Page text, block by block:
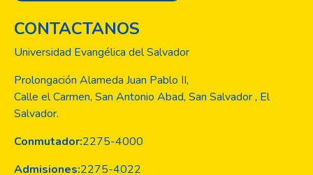
CONTACTANOS
Universidad Evangélica del Salvador
Prolongación Alameda Juan Pablo II,
Calle el Carmen, San Antonio Abad, San Salvador , El
Salvador.
Conmutador:2275-4000
Admisiones:2275-4022